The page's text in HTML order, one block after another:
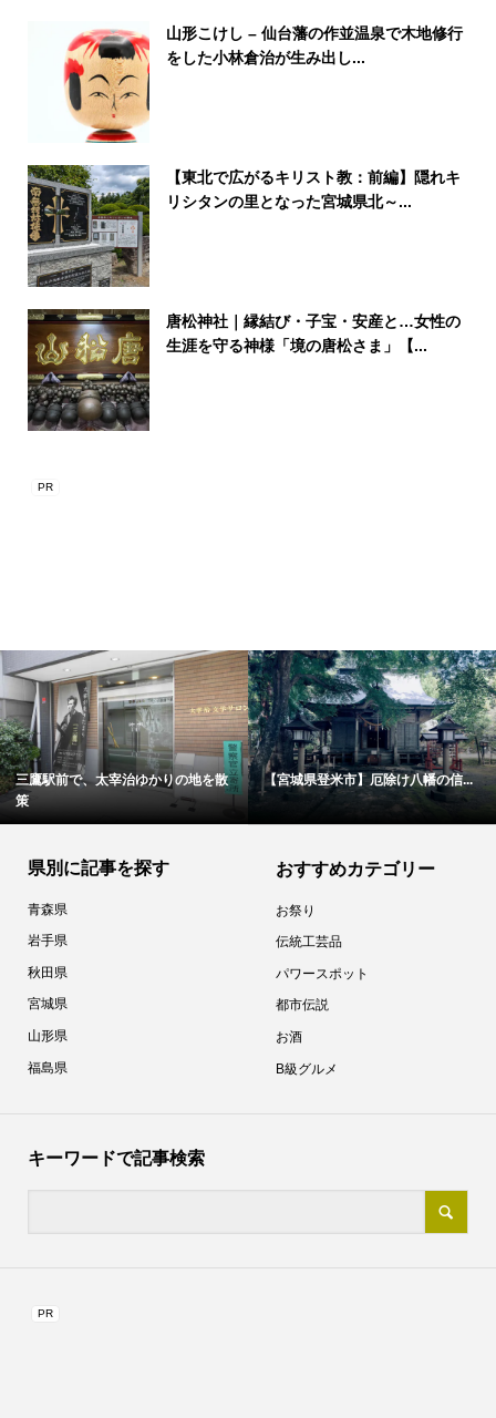
山形こけし – 仙台藩の作並温泉で木地修行
をした小林倉治が生み出し...
【東北で広がるキリスト教：前編】隠れキ
リシタンの里となった宮城県北～...
唐松神社｜縁結び・子宝・安産と…女性の
生涯を守る神様「境の唐松さま」【...
三鷹駅前で、太宰治ゆかりの地を散
策
【宮城県登米市】厄除け八幡の信...
県別に記事を探す
青森県
岩手県
秋田県
宮城県
山形県
福島県
おすすめカテゴリー
お祭り
伝統工芸品
パワースポット
都市伝説
お酒
B級グルメ
キーワードで記事検索